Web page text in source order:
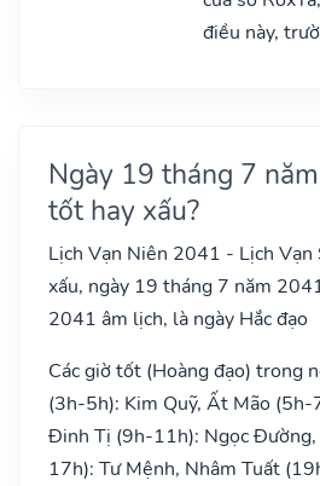
điều này,
Ngày 19 tháng 7
tốt hay xấu?
Lịch Vạn Niên 2041 - Lịch
xấu, ngày 19 tháng 7 năm
2041 âm lịch, là ngày Hắc đạo
Các giờ tốt (Hoàng đạo) trong
(3h-5h): Kim Quỹ, Ất Mão (5h-
Đinh Tị (9h-11h): Ngọc Đường,
17h): Tư Mệnh, Nhâm Tuất